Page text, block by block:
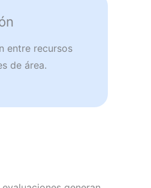
entre recursos
de área.